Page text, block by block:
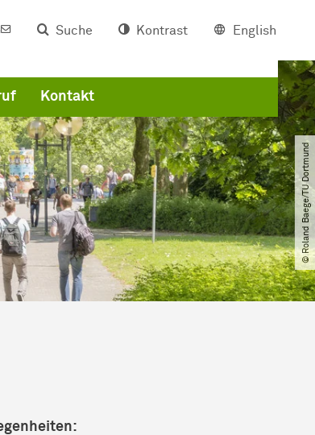
Suche Kontrast English
Kontakt
© Roland Baege​/​TU Dortmund